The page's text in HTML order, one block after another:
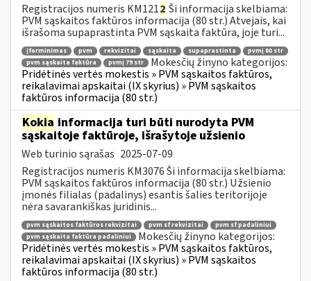
Registracijos numeris KM1212 Ši informacija skelbiama:
PVM sąskaitos faktūros informacija (80 str.) Atvejais, kai
išrašoma supaprastinta PVM sąskaita faktūra, joje turi...
įforminimas pvm rekvizitai sąskaita supaprastinta
pvmį 80 str
pvm sąskaita faktūra
pvmį 79 str
Mokesčių žinyno kategorijos:
Pridėtinės vertės mokestis » PVM sąskaitos faktūros,
reikalavimai apskaitai (IX skyrius) » PVM sąskaitos
faktūros informacija (80 str.)
Kokia informacija turi būti nurodyta PVM
sąskaitoje faktūroje, išrašytoje užsienio
Web turinio sąrašas 2025-07-09
Registracijos numeris KM3076 Ši informacija skelbiama:
PVM sąskaitos faktūros informacija (80 str.) Užsienio
įmonės filialas (padalinys) esantis šalies teritorijoje
nėra savarankiškas juridinis...
pvm sąskaitos faktūros rekvizitai pvm sf rekvizitai
pvm sf padaliniui
pvm sąskaita faktūra padaliniui
Mokesčių žinyno kategorijos:
Pridėtinės vertės mokestis » PVM sąskaitos faktūros,
reikalavimai apskaitai (IX skyrius) » PVM sąskaitos
faktūros informacija (80 str.)